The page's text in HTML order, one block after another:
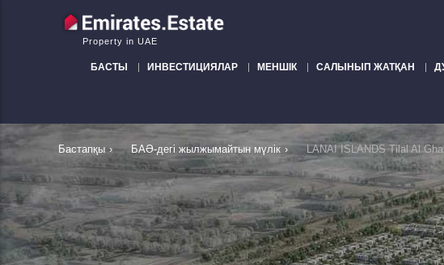
Property in UAE
БАСТЫ ИНВЕСТИЦИЯЛАР МЕНШІК САЛЫНЫП ЖАТҚАН
Бастапқы › БАӘ-дегі жылжымайтын мүлік › LANAI ISLANDS Tilal Al